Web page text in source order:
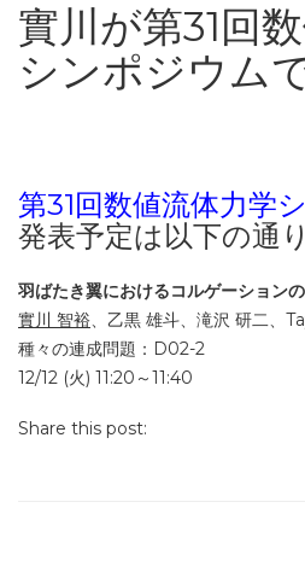
實川が第31回
シンポジウム
第31回数値流体力学
発表予定は以下の通
羽ばたき翼におけるコルゲーション
實川 智裕、乙黒 雄斗、滝沢 研二、
種々の連成問題：D02-2
12/12 (火) 11:20～11:40
Share this post: